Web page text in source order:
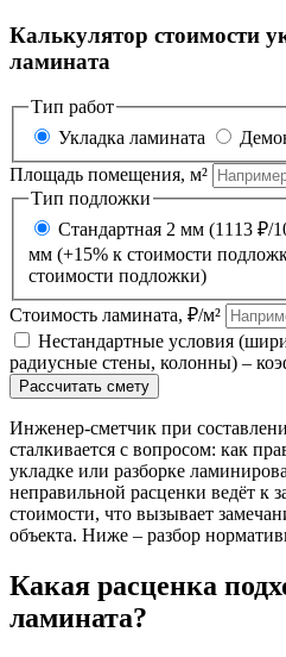
Калькулятор стоимости
ламината
Тип работ
Укладка ламината
Площадь помещения, м²
Тип подложки
Стандартная 2 мм (1113 ₽/
мм (+15% к стоимости
стоимости подложки)
Стоимость ламината, ₽/м²
Нестандартные условия
радиусные стены, колонны) –
Рассчитать смету
Инженер-сметчик при
сталкивается с вопросом: как
укладке или разборке
неправильной расценки ведёт
стоимости, что вызывает
объекта. Ниже – разбор
Какая расценка
ламината?